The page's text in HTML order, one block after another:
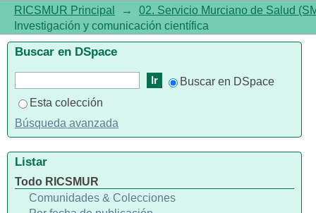
RICSMUR Principal →
02. Servicio Murciano de Salud
Investigación y comunicación científica
Buscar en DSpace
Buscar en DSpace
Esta colección
Búsqueda avanzada
Listar
Todo RICSMUR
Comunidades & Colecciones